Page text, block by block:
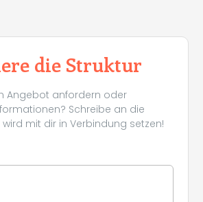
die Struktur
Angebot anfordern oder
Schreibe an die
wird mit dir in Verbindung setzen!